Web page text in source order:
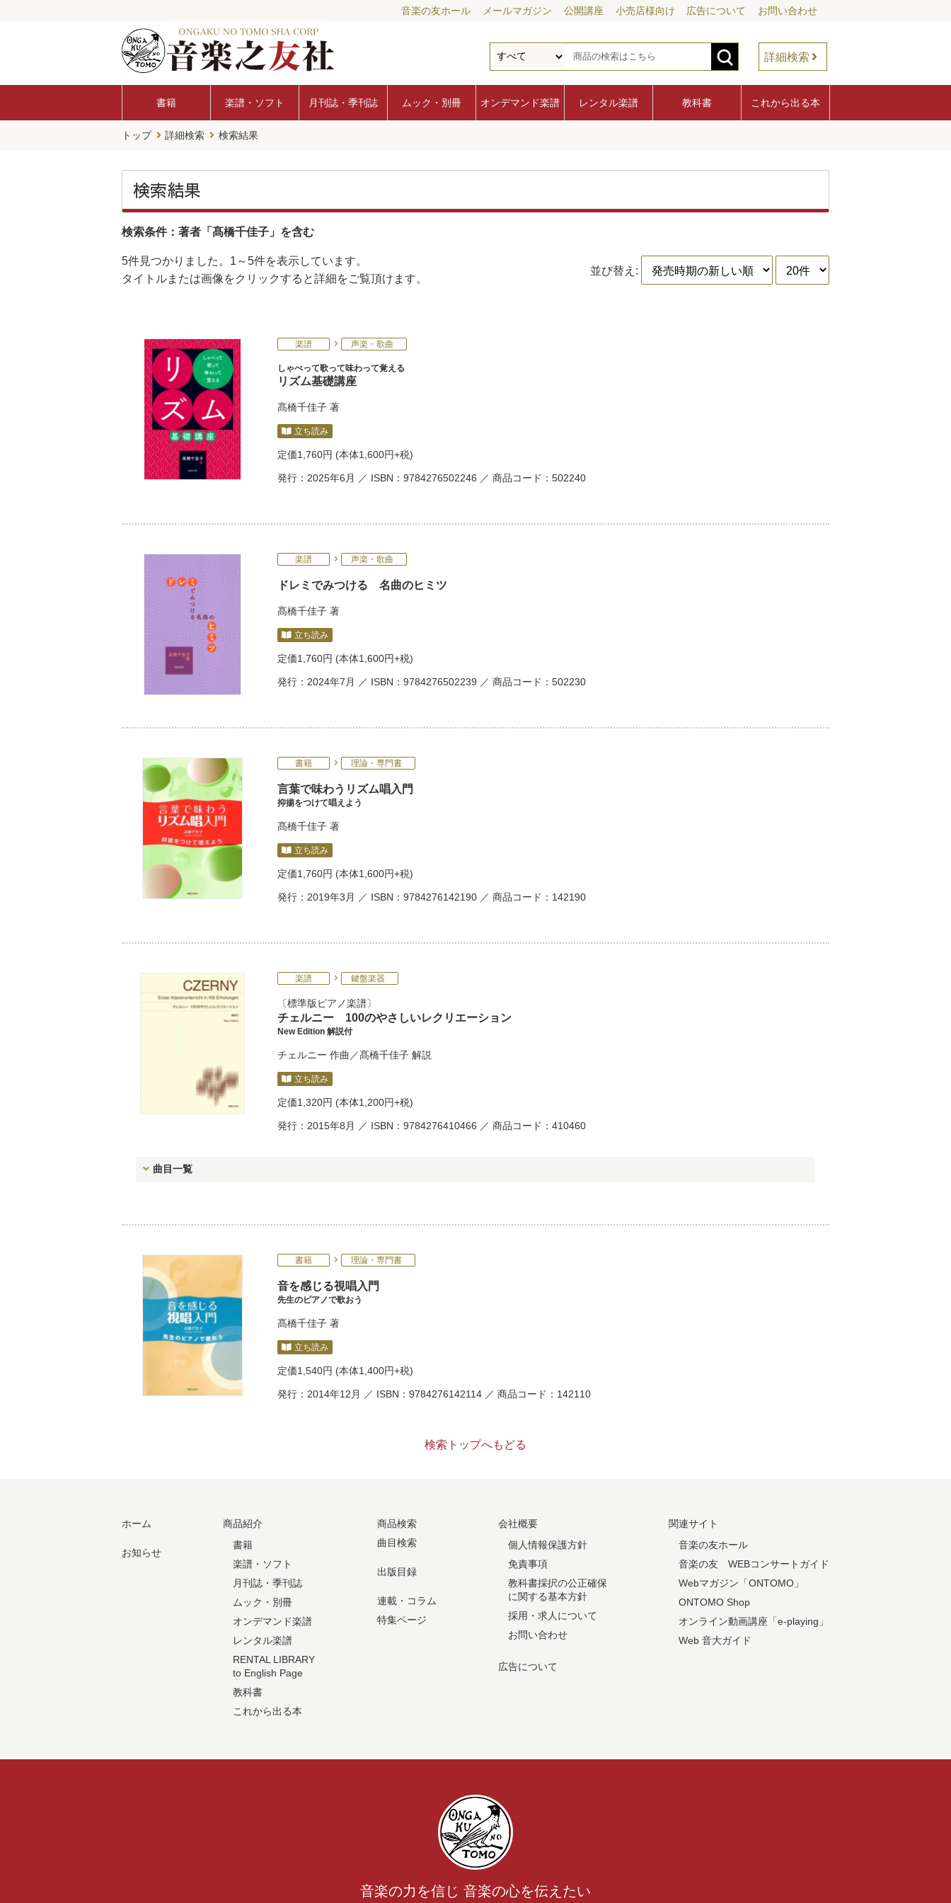
音楽の友ホール メールマガジン 公開講座 小売店様向け 広告について お問い合わせ
詳細検索
書籍 楽譜・ソフト 月刊誌・季刊誌 ムック・別冊 オンデマンド楽譜 レンタル楽譜 教科書 これから出る本
トップ 詳細検索 検索結果
検索結果
検索条件：著者「髙橋千佳子」を含む
5件見つかりました。 1～5件を表示しています。
タイトルまたは画像をクリックすると詳細をご覧頂けます。
並び替え:
楽譜 声楽・歌曲
しゃべって歌って味わって覚える
リズム基礎講座
髙橋千佳子 著
立ち読み
定価1,760円 (本体1,600円+税)
発行：2025年6月 ／ ISBN：9784276502246 ／ 商品コード：502240
楽譜 声楽・歌曲
ドレミでみつける 名曲のヒミツ
髙橋千佳子 著
立ち読み
定価1,760円 (本体1,600円+税)
発行：2024年7月 ／ ISBN：9784276502239 ／ 商品コード：502230
書籍 理論・専門書
言葉で味わうリズム唱入門
抑揚をつけて唱えよう
髙橋千佳子 著
立ち読み
定価1,760円 (本体1,600円+税)
発行：2019年3月 ／ ISBN：9784276142190 ／ 商品コード：142190
楽譜 鍵盤楽器
標準版ピアノ楽譜
チェルニー 100のやさしいレクリエーション
New Edition 解説付
チェルニー 作曲／髙橋千佳子 解説
立ち読み
定価1,320円 (本体1,200円+税)
発行：2015年8月 ／ ISBN：9784276410466 ／ 商品コード：410460
曲目一覧
書籍 理論・専門書
音を感じる視唱入門
先生のピアノで歌おう
髙橋千佳子 著
立ち読み
定価1,540円 (本体1,400円+税)
発行：2014年12月 ／ ISBN：9784276142114 ／ 商品コード：142110
検索トップへもどる
ホーム
お知らせ
商品紹介
書籍
楽譜・ソフト
月刊誌・季刊誌
ムック・別冊
オンデマンド楽譜
レンタル楽譜
RENTAL LIBRARY
to English Page
教科書
これから出る本
商品検索
曲目検索
出版目録
連載・コラム
特集ページ
会社概要
個人情報保護方針
免責事項
教科書採択の公正確保
に関する基本方針
採用・求人について
お問い合わせ
広告について
関連サイト
音楽の友ホール
音楽の友 WEBコンサートガイド
Webマガジン「ONTOMO」
ONTOMO Shop
オンライン動画講座「e-playing」
Web 音大ガイド
音楽の力を信じ 音楽の心を伝えたい